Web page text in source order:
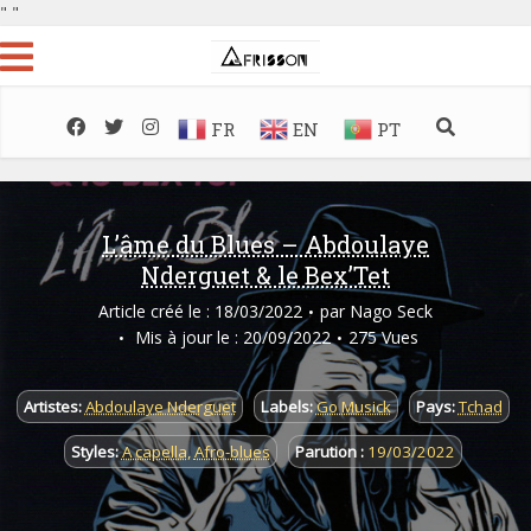
" "
FR EN PT
L’âme du Blues – Abdoulaye
Nderguet & le Bex’Tet
Article créé le : 18/03/2022 par Nago Seck
Mis à jour le : 20/09/2022
275 Vues
Artistes:Abdoulaye Nderguet Labels:Go Musick Pays:Tchad
Styles:A capella,Afro-blues Parution : 19/03/2022